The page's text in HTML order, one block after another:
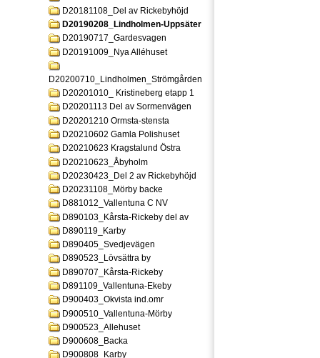
D20181108_Del av Rickebyhöjd
D20190208_Lindholmen-Uppsäter
D20190717_Gardesvagen
D20191009_Nya Alléhuset
D20200710_Lindholmen_Strömgården
D20201010_ Kristineberg etapp 1
D20201113 Del av Sormenvägen
D20201210 Ormsta-stensta
D20210602 Gamla Polishuset
D20210623 Kragstalund Östra
D20210623_Åbyholm
D20230423_Del 2 av Rickebyhöjd
D20231108_Mörby backe
D881012_Vallentuna C NV
D890103_Kårsta-Rickeby del av
D890119_Karby
D890405_Svedjevägen
D890523_Lövsättra by
D890707_Kårsta-Rickeby
D891109_Vallentuna-Ekeby
D900403_Okvista ind.omr
D900510_Vallentuna-Mörby
D900523_Allehuset
D900608_Backa
D900808_Karby